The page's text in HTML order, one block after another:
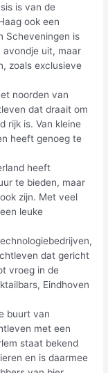
is van de
ook een
Scheveningen is
avondje uit, maar
zoals exclusieve
noorden van
dat draait om
rijk is. Van kleine
heeft genoeg te
heeft
te bieden, maar
zijn. Met veel
leuke
dat gericht
vroeg in de
Eindhoven
buurt van
met een
staat bekend
en is daarmee